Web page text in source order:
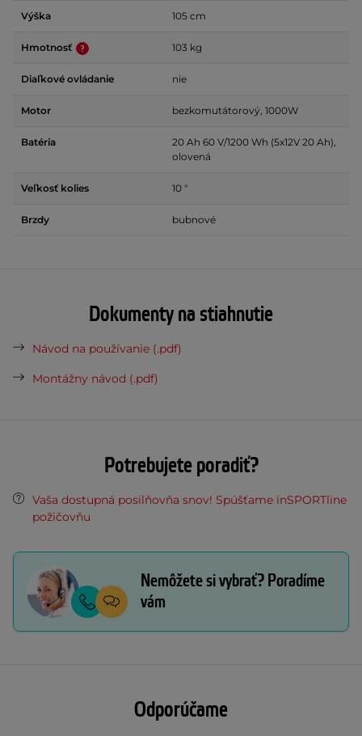
Výška 105 cm
Hmotnosť 103 kg
Diaľkové ovládanie nie
Motor bezkomutátorový, 1000W
Batéria
20 Ah 60 V/1200 Wh (5x12V 20 Ah),
olovená
Veľkosť kolies 10 "
Brzdy bubnové
Dokumenty na stiahnutie
Návod na používanie (.pdf)
Montážny návod (.pdf)
Potrebujete poradiť?
Vaša dostupná posilňovňa snov! Spúšťame inSPORTline
požičovňu
Nemôžete si vybrať? Poradíme
vám
Odporúčame